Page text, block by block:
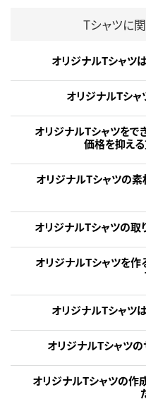
Tシャツに
オリジナルTシャツ
オリジナルTシャ
オリジナルTシャツをで
価格を抑え
オリジナルTシャツの
オリジナルTシャツの取
オリジナルTシャツを
オリジナルTシャツ
オリジナルTシャツ
オリジナルTシャツの作